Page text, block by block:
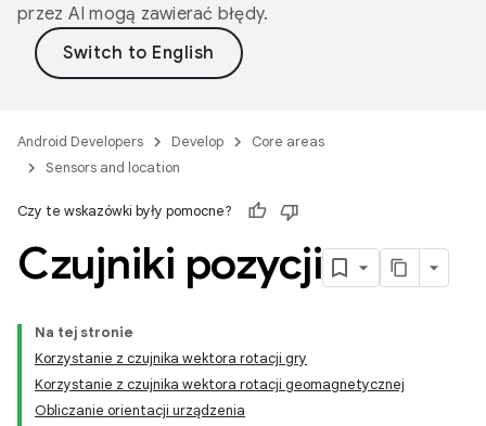
przez AI mogą zawierać błędy.
Android Developers Develop
Core areas
Sensors and location
Czy te wskazówki były pomocne?
Czujniki pozycji
Na tej stronie
Korzystanie z czujnika wektora rotacji gry
Korzystanie z czujnika wektora rotacji geomagnetycznej
Obliczanie orientacji urządzenia